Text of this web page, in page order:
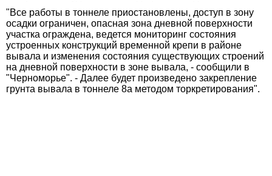
"Все работы в тоннеле приостановлены, доступ в зону
осадки ограничен, опасная зона дневной поверхности
участка ограждена, ведется мониторинг состояния
устроенных конструкций временной крепи в районе
вывала и изменения состояния существующих строений
на дневной поверхности в зоне вывала, - сообщили в
"Черноморье". - Далее будет произведено закрепление
грунта вывала в тоннеле 8а методом торкретирования".